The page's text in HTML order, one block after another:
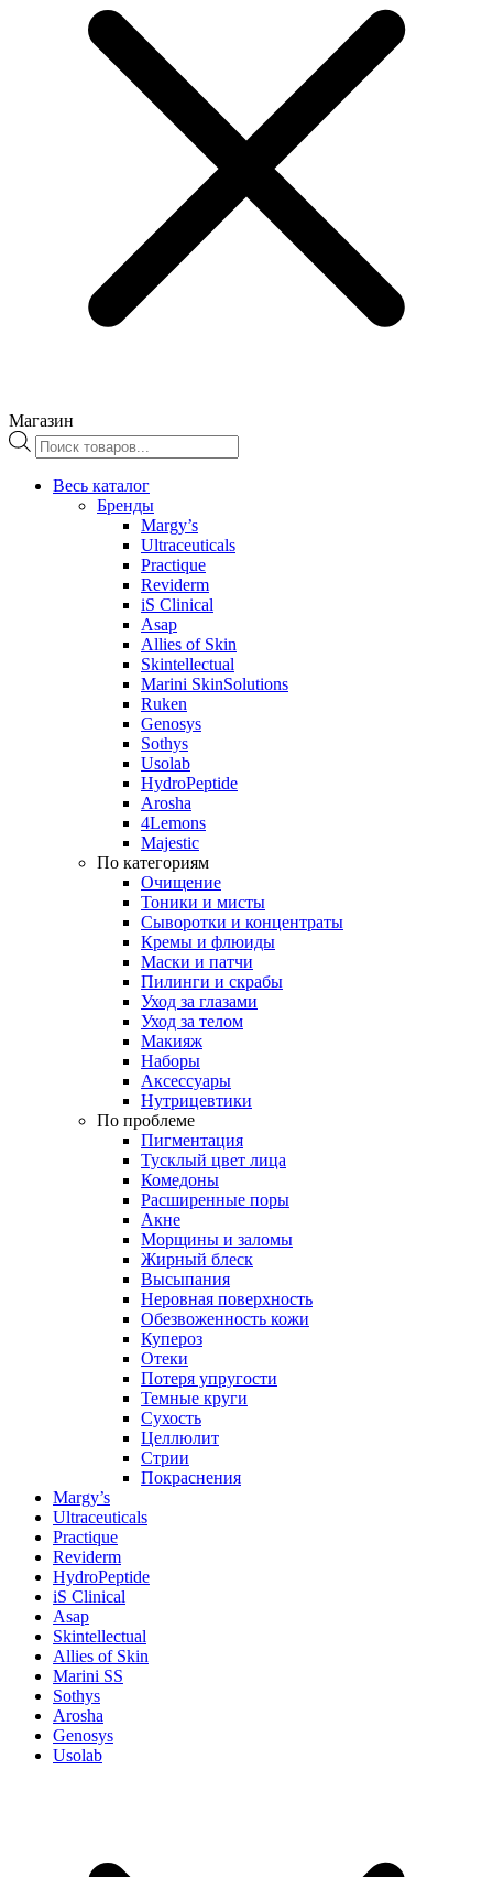
Магазин
Поиск
товаров
Весь каталог
Бренды
Margy’s
Ultraceuticals
Practique
Reviderm
iS Clinical
Asap
Allies of Skin
Skintellectual
Marini SkinSolutions
Ruken
Genosys
Sothys
Usolab
HydroPeptide
Arosha
4Lemons
Majestic
По категориям
Очищение
Тоники и мисты
Сыворотки и концентраты
Кремы и флюиды
Маски и патчи
Пилинги и скрабы
Уход за глазами
Уход за телом
Макияж
Наборы
Аксессуары
Нутрицевтики
По проблеме
Пигментация
Тусклый цвет лица
Комедоны
Расширенные поры
Акне
Морщины и заломы
Жирный блеск
Высыпания
Неровная поверхность
Обезвоженность кожи
Купероз
Отеки
Потеря упругости
Темные круги
Сухость
Целлюлит
Стрии
Покраснения
Margy’s
Ultraceuticals
Practique
Reviderm
HydroPeptide
iS Clinical
Asap
Skintellectual
Allies of Skin
Marini SS
Sothys
Arosha
Genosys
Usolab